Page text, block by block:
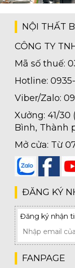
NỘI THẤT
CÔNG TY
Mã số thuế:
Hotline:
Viber/Zalo:
Xưởng: 41/30
Bình, Thành
Mở cửa: Từ
ĐĂNG KÝ
Đăng ký nhận
FANPAGE